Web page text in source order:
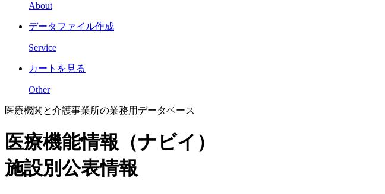
About
データファイル作成
Service
カートを見る
Other
医療機関と介護事業所の業務用データベース
医療機能情報（ナビイ）
施設別公表情報